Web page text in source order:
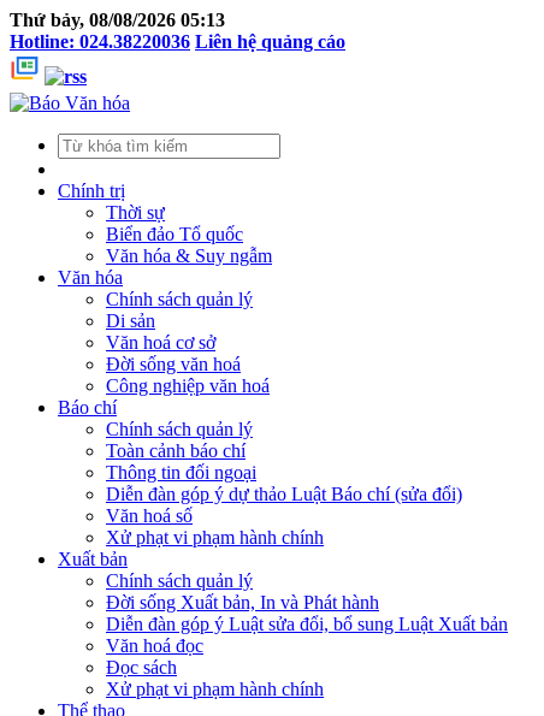
Thứ bảy, 08/08/2026 05:13
Hotline: 024.38220036 Liên hệ quảng cáo
Chính trị
Thời sự
Biển đảo Tổ quốc
Văn hóa & Suy ngẫm
Văn hóa
Chính sách quản lý
Di sản
Văn hoá cơ sở
Đời sống văn hoá
Công nghiệp văn hoá
Báo chí
Chính sách quản lý
Toàn cảnh báo chí
Thông tin đối ngoại
Diễn đàn góp ý dự thảo Luật Báo chí (sửa đổi)
Văn hoá số
Xử phạt vi phạm hành chính
Xuất bản
Chính sách quản lý
Đời sống Xuất bản, In và Phát hành
Diễn đàn góp ý Luật sửa đổi, bổ sung Luật Xuất bản
Văn hoá đọc
Đọc sách
Xử phạt vi phạm hành chính
Thể thao